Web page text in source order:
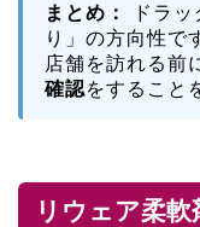
まとめ：
ドラ
り」の方向性で
店舗を訪れる前
確認をすること
リウェア柔